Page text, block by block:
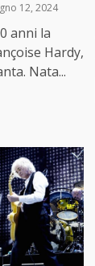
12, 2024
anni la
Hardy,
Nata...